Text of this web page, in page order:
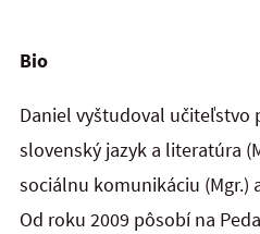
Bio
Daniel vyštudoval učiteľstvo
slovenský jazyk a literatúra
sociálnu komunikáciu (Mgr.)
Od roku 2009 pôsobí na